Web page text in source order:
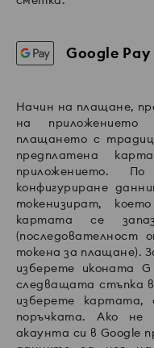
Google Pay
Начин на плащане,
на приложението
плащането с
предплатена
приложението.
конфигуриране
токенизират,
картата се
(последователност
токена за плащане).
изберете иконата
следващата стъпка
изберете
поръчката. Ако не
акаунта си в Google